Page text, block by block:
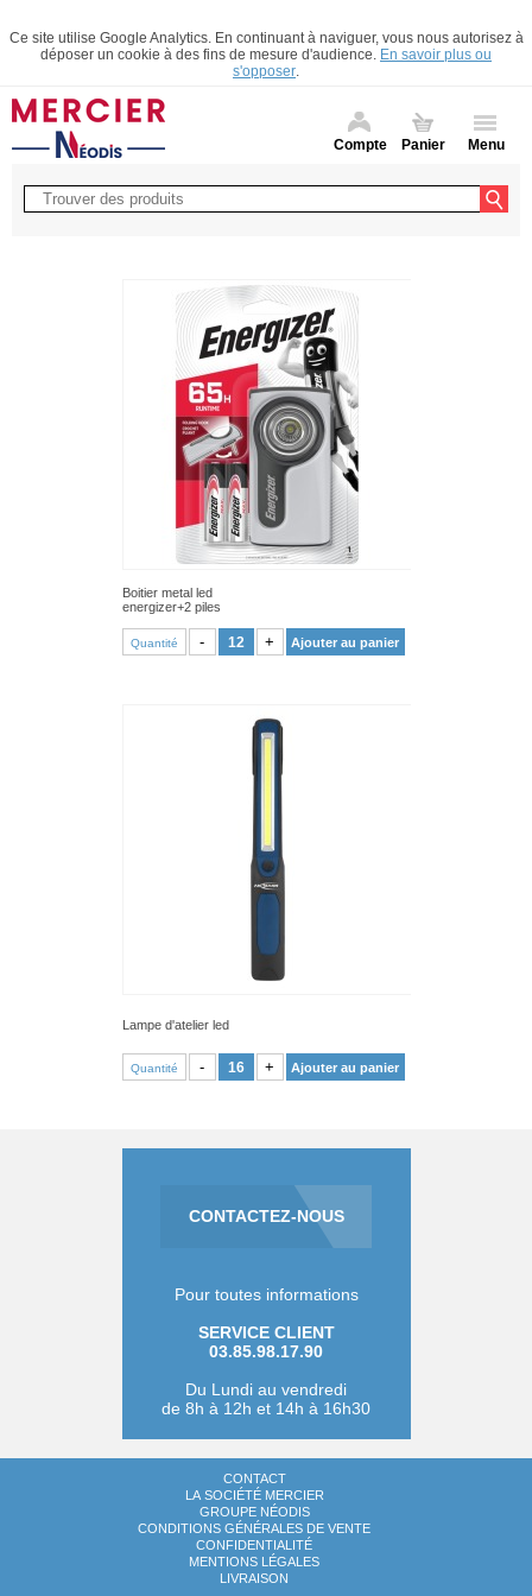
Ce site utilise Google Analytics. En continuant à naviguer, vous nous autorisez à
déposer un cookie à des fins de mesure d'audience. En savoir plus ou
s'opposer.
Compte Panier Menu
Boitier metal led
energizer+2 piles
Quantité - + Ajouter au panier
Lampe d'atelier led
Quantité - + Ajouter au panier
CONTACTEZ-NOUS
Pour toutes informations
SERVICE CLIENT
03.85.98.17.90
Du Lundi au vendredi
de 8h à 12h et 14h à 16h30
CONTACT
LA SOCIÉTÉ MERCIER
GROUPE NÉODIS
CONDITIONS GÉNÉRALES DE VENTE
CONFIDENTIALITÉ
MENTIONS LÉGALES
LIVRAISON